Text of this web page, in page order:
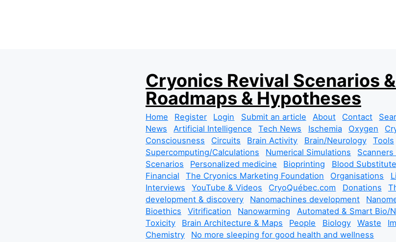
k
i
p
t
o
c
o
n
t
e
n
t
Cryonics Revival Scenarios
Roadmaps & Hypotheses
Home Register Login Submit an article About Contact
News
Artificial Intelligence Tech News Ischemia Oxygen
Consciousness
Circuits Brain Activity Brain/Neurology Tools
Supercomputing/Calculations
Numerical Simulations Scanners
Scenarios
Personalized medicine Bioprinting Blood
Financial
The Cryonics Marketing Foundation Organisations
Interviews
YouTube & Videos CryoQuébec.com Donations
development & discovery
Nanomachines development
Bioethics
Vitrification Nanowarming
Automated & Smart Bio/
Toxicity
Brain Architecture & Maps People Biology Waste
Chemistry
No more sleeping for good health and wellness